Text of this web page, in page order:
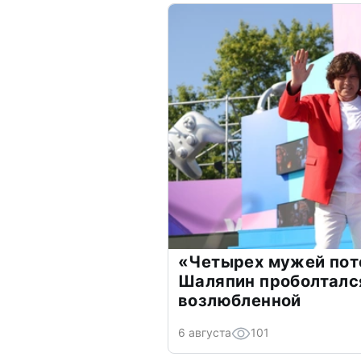
«Четырех мужей
Шаляпин
возлюбленной
6 августа 101